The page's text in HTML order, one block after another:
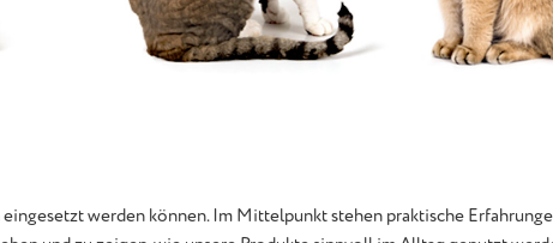
werden können. Im Mittelpunkt stehen praktische